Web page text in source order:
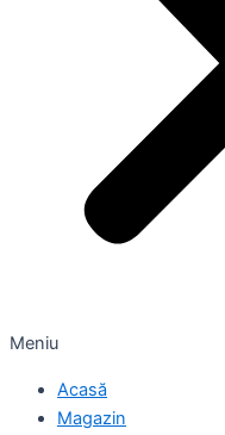
Meniu
Acasă
Magazin